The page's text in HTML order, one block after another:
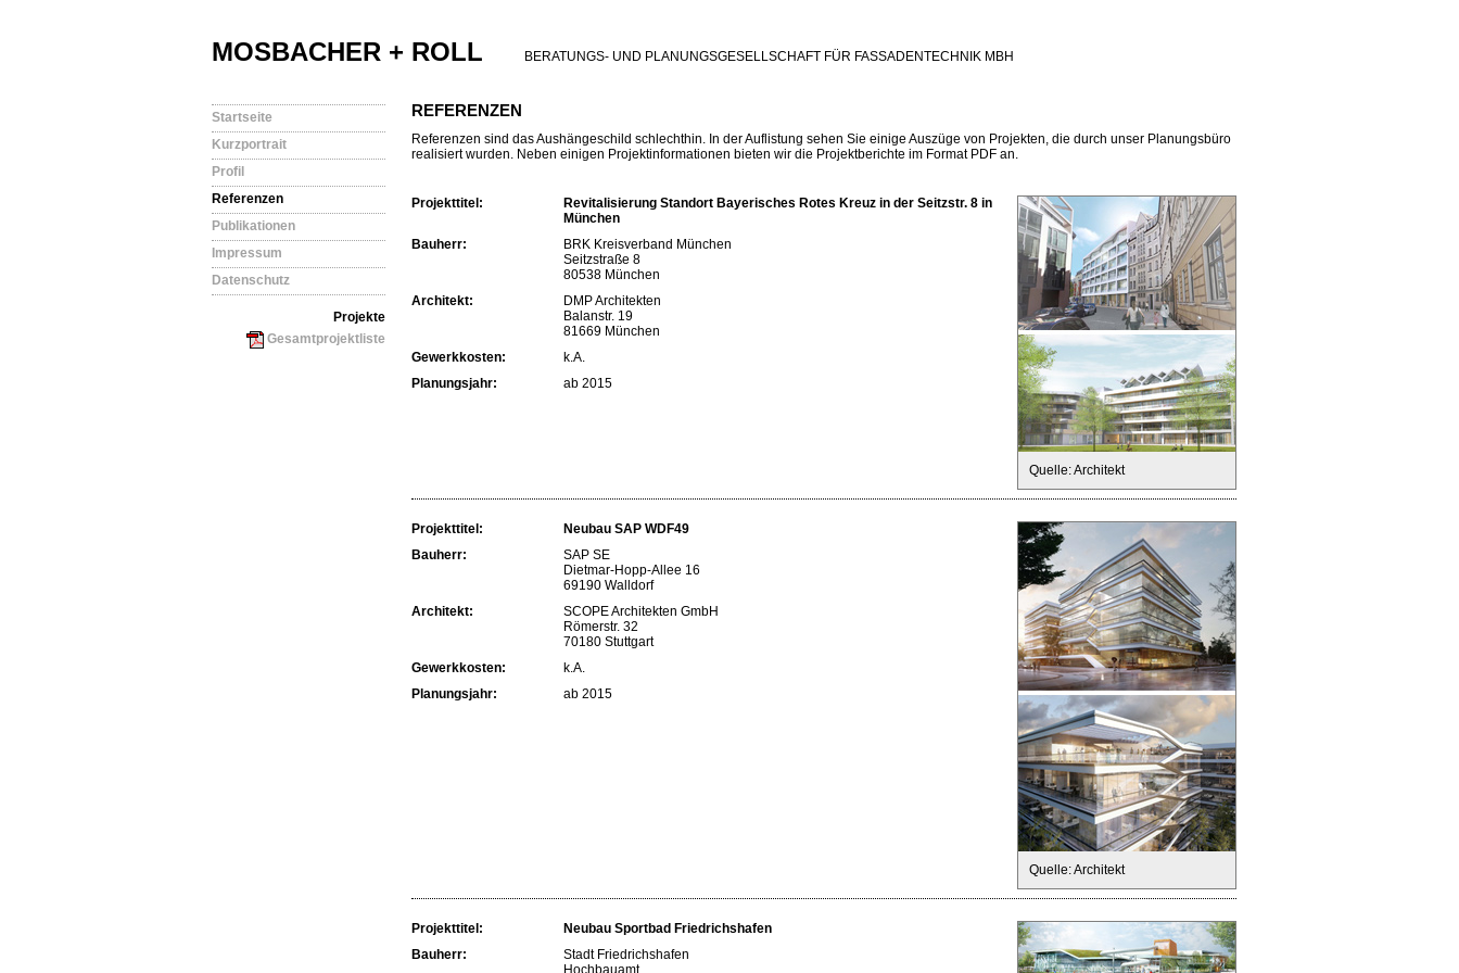
MOSBACHER + ROLL BERATUNGS- UND PLANUNGSGESELLSCHAFT FÜR FASSADENTECHNIK MBH
Startseite
Kurzportrait
Profil
Referenzen
Publikationen
Impressum
Datenschutz
Projekte
Gesamtprojektliste
REFERENZEN
Referenzen sind das Aushängeschild schlechthin. In der Auflistung sehen Sie einige Auszüge von Projekten, die durch unser Planungsbüro
realisiert wurden. Neben einigen Projektinformationen bieten wir die Projektberichte im Format PDF an.
Projekttitel:
Revitalisierung Standort Bayerisches Rotes Kreuz in der Seitzstr. 8 in
München
Bauherr:
BRK Kreisverband München
Seitzstraße 8
80538 München
Architekt:
DMP Architekten
Balanstr. 19
81669 München
Gewerkkosten:
k.A.
Planungsjahr:
ab 2015
Quelle: Architekt
Projekttitel:
Neubau SAP WDF49
Bauherr:
SAP SE
Dietmar-Hopp-Allee 16
69190 Walldorf
Architekt:
SCOPE Architekten GmbH
Römerstr. 32
70180 Stuttgart
Gewerkkosten:
k.A.
Planungsjahr:
ab 2015
Quelle: Architekt
Projekttitel:
Neubau Sportbad Friedrichshafen
Bauherr:
Stadt Friedrichshafen
Hochbauamt